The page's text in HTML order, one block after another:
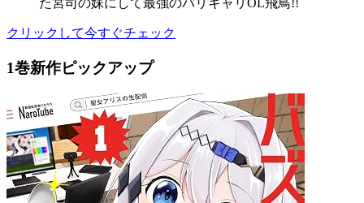
た宮司の妹にして最強のバリキャリOL飛鳥!!
クリックして今すぐチェック
1巻新作ピックアップ